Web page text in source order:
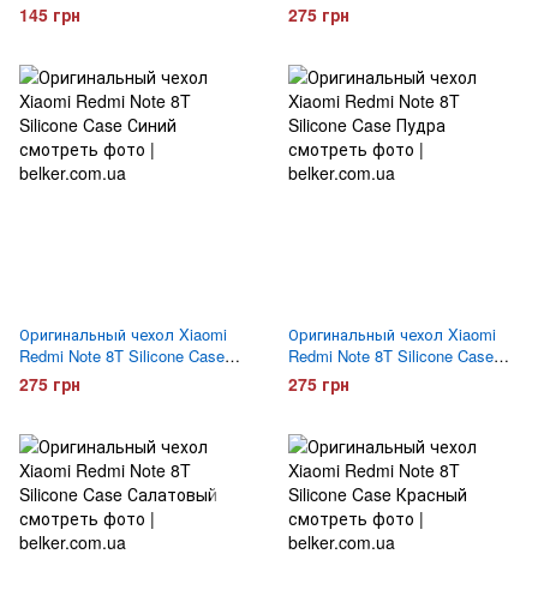
Case Прозрачный
145 грн
Черный
275 грн
Оригинальный чехол Xiaomi
Redmi Note 8T Silicone Case
Синий
275 грн
Оригинальный чехол Xiaomi
Redmi Note 8T Silicone Case
Пудра
275 грн